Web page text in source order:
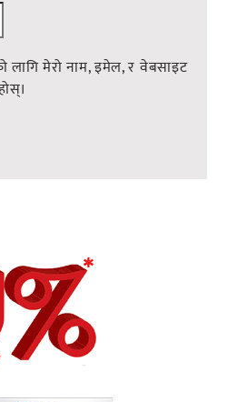
लागि मेरो नाम, इमेल, र वेबसाइट